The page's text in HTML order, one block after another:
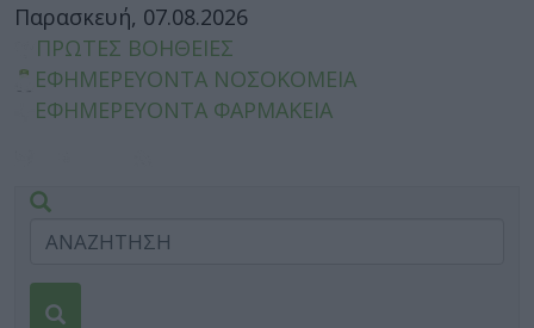
Παρασκευή, 07.08.2026
ΠΡΩΤΕΣ ΒΟΗΘΕΙΕΣ
ΕΦΗΜΕΡΕΥΟΝΤΑ ΝΟΣΟΚΟΜΕΙΑ
ΕΦΗΜΕΡΕΥΟΝΤΑ ΦΑΡΜΑΚΕΙΑ